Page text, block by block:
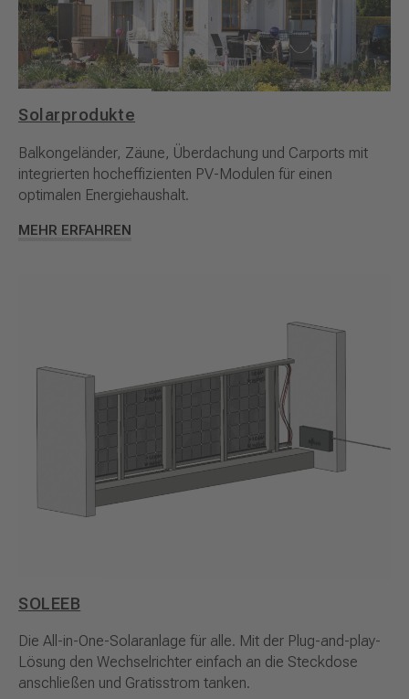
Solarprodukte
Balkongeländer, Zäune, Überdachung und Carports mit
integrierten hocheffizienten PV-Modulen für einen
optimalen Energiehaushalt.
MEHR ERFAHREN
SOLEEB
Die All-in-One-Solaranlage für alle. Mit der Plug-and-play-
Lösung den Wechselrichter einfach an die Steckdose
anschließen und Gratisstrom tanken.